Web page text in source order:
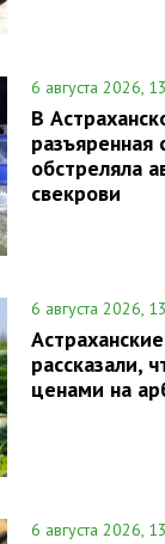
6 августа 2026,
В
разъяренная
обстреляла
свекрови
6 августа 2026,
рассказали,
ценами на
6 августа 2026,